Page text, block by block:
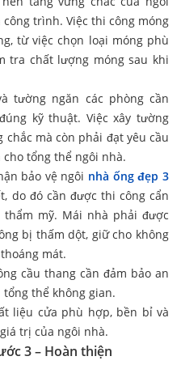
trình. Việc thi công móng
từ việc chọn loại móng phù
tra chất lượng móng sau khi
tường ngăn các phòng cần
kỹ thuật. Việc xây tường
chắc mà còn phải đạt yêu cầu
tổng thể ngôi nhà.
bảo vệ ngôi nhà ống đẹp 3
do đó cần được thi công cẩn
mỹ. Mái nhà phải được
bị thấm dột, giữ cho không
mát.
cầu thang cần đảm bảo an
thể không gian.
liệu cửa phù hợp, bền bỉ và
trị của ngôi nhà.
3 – Hoàn thiện